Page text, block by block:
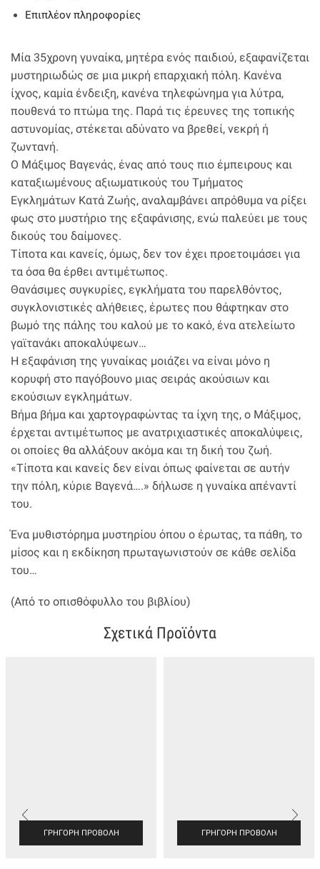
Επιπλέον πληροφορίες
Μία 35χρονη γυναίκα, μητέρα ενός παιδιού, εξαφανίζεται
μυστηριωδώς σε μια μικρή επαρχιακή πόλη. Κανένα
ίχνος, καμία ένδειξη, κανένα τηλεφώνημα για λύτρα,
πουθενά το πτώμα της. Παρά τις έρευνες της τοπικής
αστυνομίας, στέκεται αδύνατο να βρεθεί, νεκρή ή
ζωντανή.
Ο Μάξιμος Βαγενάς, ένας από τους πιο έμπειρους και
καταξιωμένους αξιωματικούς του Τμήματος
Εγκλημάτων Κατά Ζωής, αναλαμβάνει απρόθυμα να ρίξει
φως στο μυστήριο της εξαφάνισης, ενώ παλεύει με τους
δικούς του δαίμονες.
Τίποτα και κανείς, όμως, δεν τον έχει προετοιμάσει για
τα όσα θα έρθει αντιμέτωπος.
Θανάσιμες συγκυρίες, εγκλήματα του παρελθόντος,
συγκλονιστικές αλήθειες, έρωτες που θάφτηκαν στο
βωμό της πάλης του καλού με το κακό, ένα ατελείωτο
γαϊτανάκι αποκαλύψεων…
Η εξαφάνιση της γυναίκας μοιάζει να είναι μόνο η
κορυφή στο παγόβουνο μιας σειράς ακούσιων και
εκούσιων εγκλημάτων.
Βήμα βήμα και χαρτογραφώντας τα ίχνη της, ο Μάξιμος,
έρχεται αντιμέτωπος με ανατριχιαστικές αποκαλύψεις,
οι οποίες θα αλλάξουν ακόμα και τη δική του ζωή.
«Τίποτα και κανείς δεν είναι όπως φαίνεται σε αυτήν
την πόλη, κύριε Βαγενά….» δήλωσε η γυναίκα απέναντί
του.
Ένα μυθιστόρημα μυστηρίου όπου ο έρωτας, τα πάθη, το
μίσος και η εκδίκηση πρωταγωνιστούν σε κάθε σελίδα
του…
(Από το οπισθόφυλλο του βιβλίου)
Σχετικά Προϊόντα
ΓΡΉΓΟΡΗ ΠΡΟΒΟΛΉ ΓΡΉΓΟΡΗ ΠΡΟΒΟΛΉ